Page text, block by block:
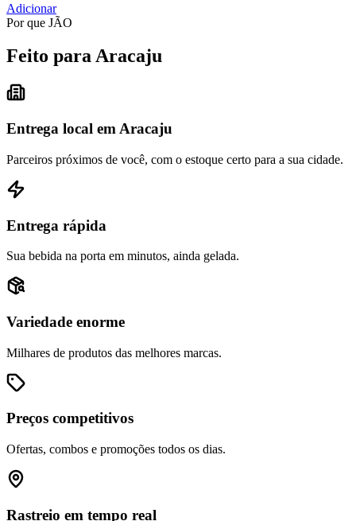
Adicionar
Por que JÃO
Feito para Aracaju
Entrega local em Aracaju
Parceiros próximos de você, com o estoque certo para a sua cidade.
Entrega rápida
Sua bebida na porta em minutos, ainda gelada.
Variedade enorme
Milhares de produtos das melhores marcas.
Preços competitivos
Ofertas, combos e promoções todos os dias.
Rastreio em tempo real